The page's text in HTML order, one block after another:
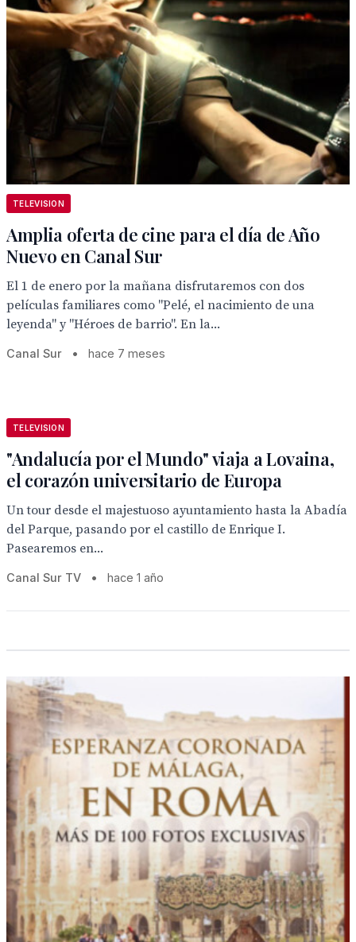
TELEVISION
Amplia oferta de cine para el día de Año
Nuevo en Canal Sur
El 1 de enero por la mañana disfrutaremos con dos
películas familiares como "Pelé, el nacimiento de una
leyenda" y "Héroes de barrio". En la...
Canal Sur • hace 7 meses
TELEVISION
"Andalucía por el Mundo" viaja a Lovaina,
el corazón universitario de Europa
Un tour desde el majestuoso ayuntamiento hasta la Abadía
del Parque, pasando por el castillo de Enrique I.
Pasearemos en...
Canal Sur TV • hace 1 año